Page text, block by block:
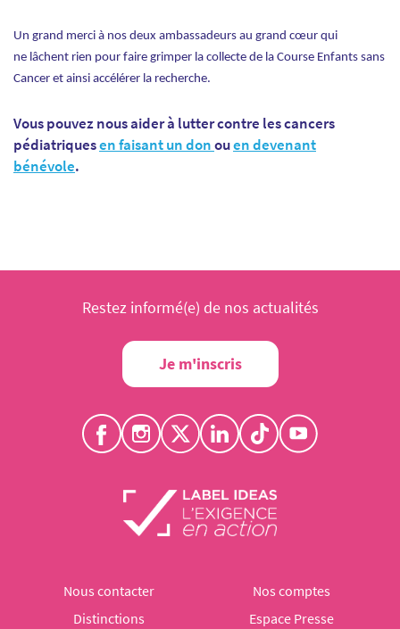
Un grand merci à nos deux ambassadeurs au grand cœur qui
ne lâchent rien pour faire grimper la collecte de la Course Enfants sans
Cancer et ainsi accélérer la recherche.
Vous pouvez nous aider à lutter contre les cancers
pédiatriquesen faisant un donouen devenant
bénévole.
Restez informé(e) de nos actualités
Je m'inscris
Nous contacter
Nos comptes
Distinctions
Espace Presse